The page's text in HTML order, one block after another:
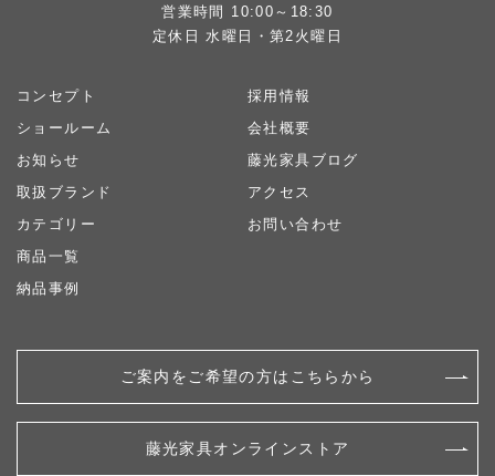
営業時間 10:00～18:30
定休日 水曜日・第2火曜日
コンセプト
ショールーム
お知らせ
取扱ブランド
カテゴリー
商品一覧
納品事例
採用情報
会社概要
藤光家具ブログ
アクセス
お問い合わせ
ご案内をご希望の方はこちらから
藤光家具オンラインストア